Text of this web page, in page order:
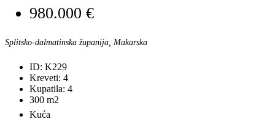
980.000 €
Splitsko-dalmatinska županija, Makarska
ID: K229
Kreveti: 4
Kupatila: 4
300 m2
Kuća